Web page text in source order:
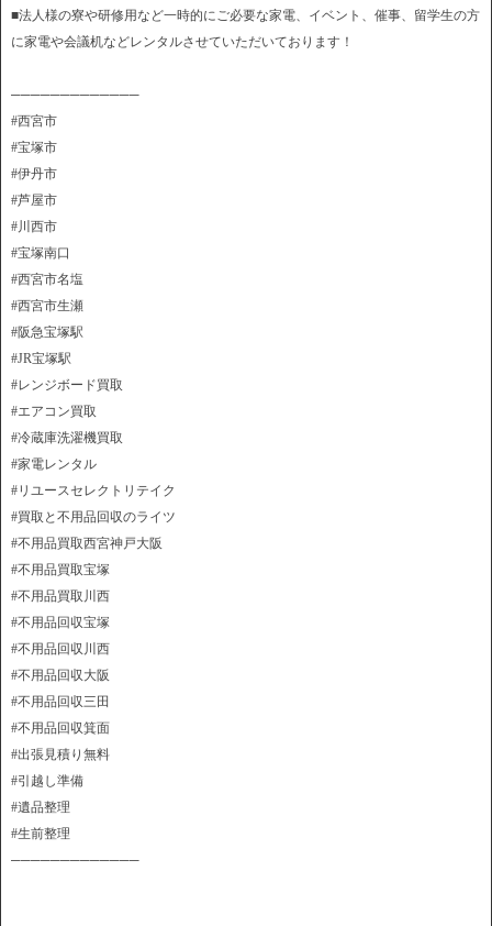
■法人様の寮や研修用など一時的にご必要な家電、イベント、催事、留学生の方
に家電や会議机などレンタルさせていただいております！
─────────────
#西宮市
#宝塚市
#伊丹市
#芦屋市
#川西市
#宝塚南口
#西宮市名塩
#西宮市生瀬
#阪急宝塚駅
#JR宝塚駅
#レンジボード買取
#エアコン買取
#冷蔵庫洗濯機買取
#家電レンタル
#リユースセレクトリテイク
#買取と不用品回収のライツ
#不用品買取西宮神戸大阪
#不用品買取宝塚
#不用品買取川西
#不用品回収宝塚
#不用品回収川西
#不用品回収大阪
#不用品回収三田
#不用品回収箕面
#出張見積り無料
#引越し準備
#遺品整理
#生前整理
─────────────